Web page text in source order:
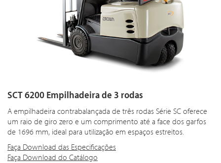
SCT 6200 Empilhadeira de 3 rodas
A empilhadeira contrabalançada de três rodas Série SC oferece
um raio de giro zero e um comprimento até a face dos garfos
de 1696 mm, ideal para utilização em espaços estreitos.
Faça Download das Especificações
Faça Download do Catálogo